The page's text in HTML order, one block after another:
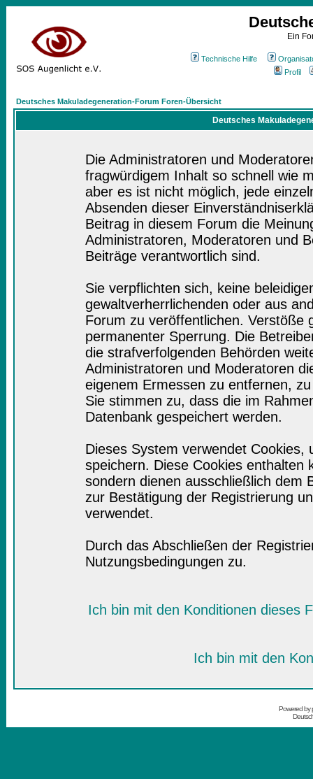
Ein
Technische Hilfe
Profil
Deutsches Makuladegeneration-Forum Foren-Übersicht
Deutsches
Die Administratoren und
fragwürdigem Inhalt so schnell wie
aber es ist nicht möglich, jede
Absenden dieser
Beitrag in diesem Forum die
Administratoren, Moderatoren und
Beiträge verantwortlich sind.
Sie verpflichten sich, keine
gewaltverherrlichenden oder aus
Forum zu veröffentlichen. Verstöße
permanenter Sperrung. Die
die strafverfolgenden Behörden
Administratoren und Moderatoren
eigenem Ermessen zu entfernen,
Sie stimmen zu, dass die im
Datenbank gespeichert werden.
Dieses System verwendet
speichern. Diese Cookies enthalten
sondern dienen ausschließlich dem
zur Bestätigung der Registrierung
verwendet.
Durch das Abschließen der
Nutzungsbedingungen zu.
Ich bin mit den Konditionen dieses
Ich bin mit den
Powered by